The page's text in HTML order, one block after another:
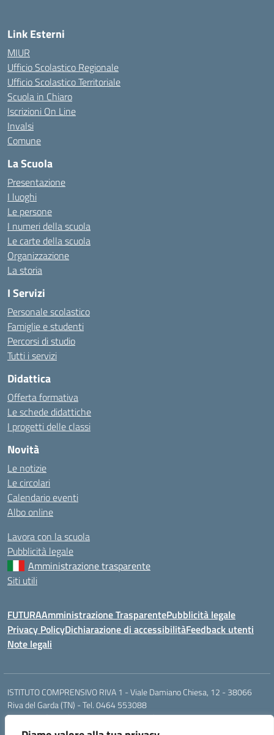
Link Esterni
MIUR
Ufficio Scolastico Regionale
Ufficio Scolastico Territoriale
Scuola in Chiaro
Iscrizioni On Line
Invalsi
Comune
La Scuola
Presentazione
I luoghi
Le persone
I numeri della scuola
Le carte della scuola
Organizzazione
La storia
I Servizi
Personale scolastico
Famiglie e studenti
Percorsi di studio
Tutti i servizi
Didattica
Offerta formativa
Le schede didattiche
I progetti delle classi
Novità
Le notizie
Le circolari
Calendario eventi
Albo online
Lavora con la scuola
Pubblicità legale
Amministrazione trasparente
Siti utili
FUTURAAmministrazione TrasparentePubblicità legale
Privacy PolicyDichiarazione di accessibilitàFeedback utenti
Note legali
ISTITUTO COMPRENSIVO RIVA 1 - Viale Damiano Chiesa, 12 - 38066
Riva del Garda (TN) - Tel. 0464 553088
segr.riva1@scuole.provincia.tn.it / riva1@pec.provincia.tn.it
Cod. Mecc. TNIC841001 - Cod. Fisc. 93013000224